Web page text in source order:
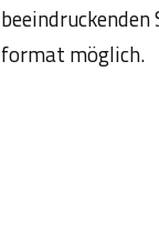
format möglich.